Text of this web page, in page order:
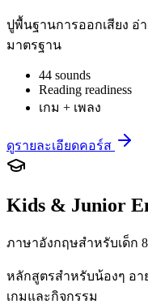
ปูพื้นฐานการออกเสียง อ่
มาตรฐาน
44 sounds
Reading readiness
เกม + เพลง
ดูรายละเอียดคอร์ส
Kids & Junior
ภาษาอังกฤษสำหรับเด็ก
หลักสูตรสำหรับน้องๆ อา
เกมและกิจกรรม